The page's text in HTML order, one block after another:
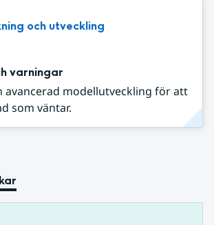
och utveckling
varningar
avancerad modellutveckling för att
som väntar.